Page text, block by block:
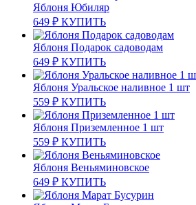
Яблоня Юбиляр
649 ₽ КУПИТЬ
Яблоня Подарок садоводам
649 ₽ КУПИТЬ
Яблоня Уральское наливное 1 шт
559 ₽ КУПИТЬ
Яблоня Приземленное 1 шт
559 ₽ КУПИТЬ
Яблоня Веньяминовское
649 ₽ КУПИТЬ